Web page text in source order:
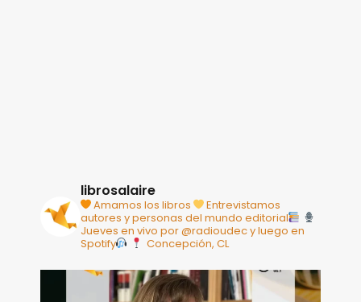
librosalaire
Amamos los libros
Entrevistamos
autores y personas del mundo editorial
Jueves en vivo por @radioudec y luego en
Spotify
Concepción, CL